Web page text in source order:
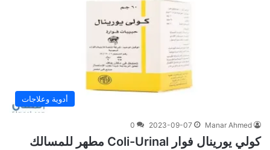
أدوية وعلاجات
Manar Ahmed
2023-09-07
0
كولي يورينال فوار Coli-Urinal مطهر للمسالك